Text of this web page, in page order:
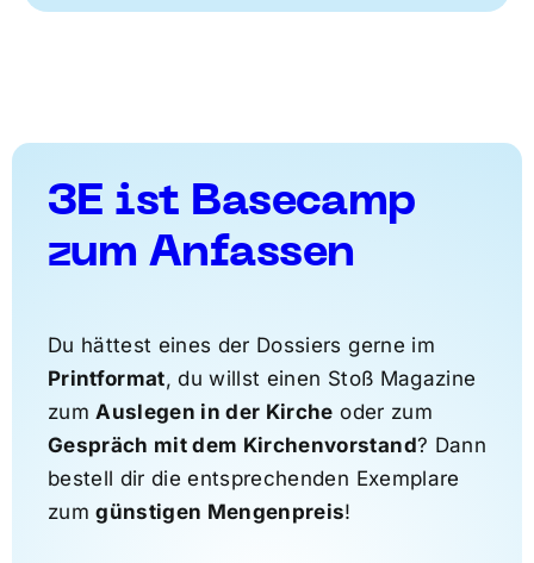
3E ist Basecamp
zum Anfassen
Du hättest eines der Dossiers gerne im
Printformat, du willst einen Stoß Magazine
zum Auslegen in der Kirche oder zum
Gespräch mit dem Kirchenvorstand? Dann
bestell dir die entsprechenden Exemplare
zumgünstigen Mengenpreis!